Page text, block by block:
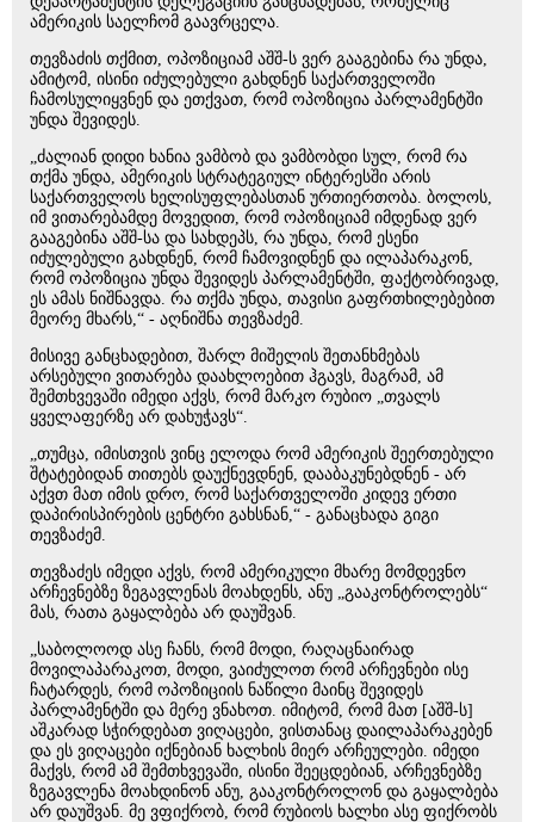
ამერიკის საელჩომ გაავრცელა.
თევზაძის თქმით, ოპოზიციამ აშშ-ს ვერ გააგებინა რა უნდა,
ამიტომ, ისინი იძულებული გახდნენ საქართველოში
ჩამოსულიყვნენ და ეთქვათ, რომ ოპოზიცია პარლამენტში
უნდა შევიდეს.
„ძალიან დიდი ხანია ვამბობ და ვამბობდი სულ, რომ რა
თქმა უნდა, ამერიკის სტრატეგიულ ინტერესში არის
საქართველოს ხელისუფლებასთან ურთიერთობა. ბოლოს,
იმ ვითარებამდე მოვედით, რომ ოპოზიციამ იმდენად ვერ
გააგებინა აშშ-სა და სახდეპს, რა უნდა, რომ ესენი
იძულებული გახდნენ, რომ ჩამოვიდნენ და ილაპარაკონ,
რომ ოპოზიცია უნდა შევიდეს პარლამენტში, ფაქტობრივად,
ეს ამას ნიშნავდა. რა თქმა უნდა, თავისი გაფრთხილებებით
მეორე მხარს,“ - აღნიშნა თევზაძემ.
მისივე განცხადებით, შარლ მიშელის შეთანხმებას
არსებული ვითარება დაახლოებით ჰგავს, მაგრამ, ამ
შემთხვევაში იმედი აქვს, რომ მარკო რუბიო „თვალს
ყველაფერზე არ დახუჭავს“.
„თუმცა, იმისთვის ვინც ელოდა რომ ამერიკის შეერთებული
შტატებიდან თითებს დაუქნევდნენ, დააბაკუნებდნენ - არ
აქვთ მათ იმის დრო, რომ საქართველოში კიდევ ერთი
დაპირისპირების ცენტრი გახსნან,“ - განაცხადა გიგი
თევზაძემ.
თევზაძეს იმედი აქვს, რომ ამერიკული მხარე მომდევნო
არჩევნებზე ზეგავლენას მოახდენს, ანუ „გააკონტროლებს“
მას, რათა გაყალბება არ დაუშვან.
„საბოლოოდ ასე ჩანს, რომ მოდი, რაღაცნაირად
მოვილაპარაკოთ, მოდი, ვაიძულოთ რომ არჩევნები ისე
ჩატარდეს, რომ ოპოზიციის ნაწილი მაინც შევიდეს
პარლამენტში და მერე ვნახოთ. იმიტომ, რომ მათ [აშშ-ს]
აშკარად სჭირდებათ ვიღაცები, ვისთანაც დაილაპარაკებენ
და ეს ვიღაცები იქნებიან ხალხის მიერ არჩეულები. იმედი
მაქვს, რომ ამ შემთხვევაში, ისინი შეეცდებიან, არჩევნებზე
ზეგავლენა მოახდინონ ანუ, გააკონტროლონ და გაყალბება
არ დაუშვან. მე ვფიქრობ, რომ რუბიოს ხალხი ასე ფიქრობს